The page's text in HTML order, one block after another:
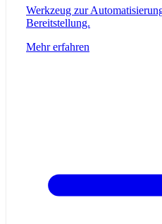
Werkzeug zur
Bereitstellung.
Mehr erfahren